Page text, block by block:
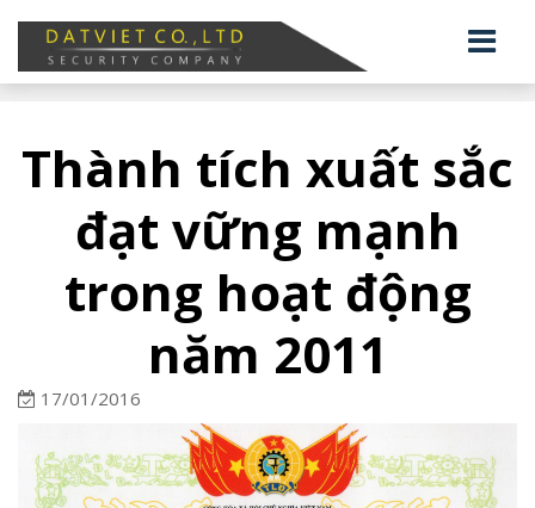
Thành tích xuất sắc
đạt vững mạnh
trong hoạt động
năm 2011
17/01/2016